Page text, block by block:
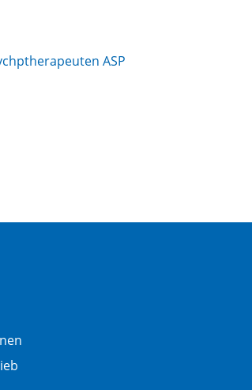
ASP